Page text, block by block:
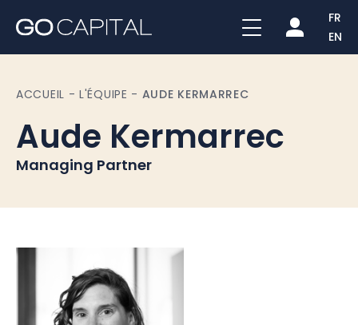
FR
EN
ACCUEIL -L'ÉQUIPE - AUDE KERMARREC
Aude Kermarrec
Managing Partner